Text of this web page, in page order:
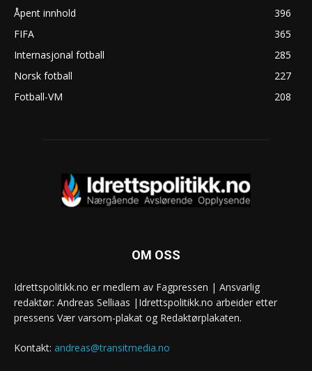
Åpent innhold
396
FIFA
365
Internasjonal fotball
285
Norsk fotball
227
Fotball-VM
208
OM OSS
Idrettspolitikk.no er medlem av Fagpressen | Ansvarlig
redaktør: Andreas Selliaas |Idrettspolitikk.no arbeider etter
pressens Vær varsom-plakat og Redaktørplakaten.
Kontakt: andreas@transitmedia.no